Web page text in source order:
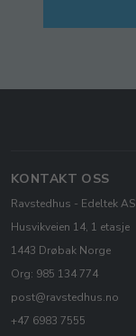
KONTAKT OSS
Ravstedhus - Edeltek AS
Husvikveien 14, 1 etasje
1443 Drøbak Norge
Org: 985 134 774
post@ravstedhus.no
+47 6983 7555